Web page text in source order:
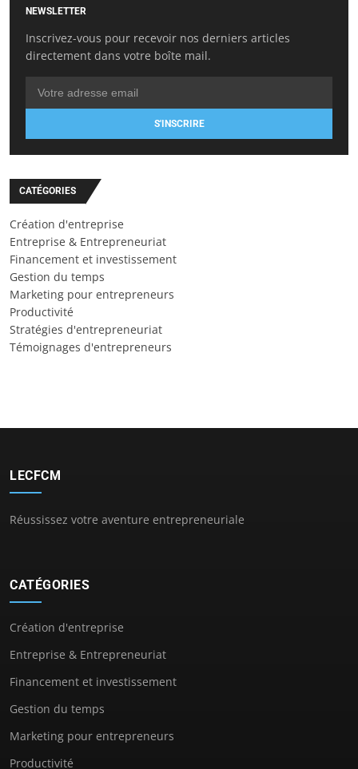
NEWSLETTER
Inscrivez-vous pour recevoir nos derniers articles
directement dans votre boîte mail.
S'INSCRIRE
CATÉGORIES
Création d'entreprise
Entreprise & Entrepreneuriat
Financement et investissement
Gestion du temps
Marketing pour entrepreneurs
Productivité
Stratégies d'entrepreneuriat
Témoignages d'entrepreneurs
LECFCM
Réussissez votre aventure entrepreneuriale
CATÉGORIES
Création d'entreprise
Entreprise & Entrepreneuriat
Financement et investissement
Gestion du temps
Marketing pour entrepreneurs
Productivité